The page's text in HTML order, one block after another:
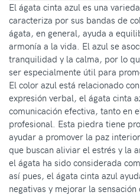
El ágata cinta azul es una
caracteriza por sus bandas de
ágata, en general, ayuda a
armonía a la vida. El azul se
tranquilidad y la calma, por lo
ser especialmente útil para
El color azul está relacionado
expresión verbal, el ágata cinta
comunicación efectiva, tanto en
profesional. Esta piedra tiene
ayudar a promover la paz
que buscan aliviar el estrés y la
el ágata ha sido considerada
así pues, el ágata cinta azul
negativas y mejorar la sensación